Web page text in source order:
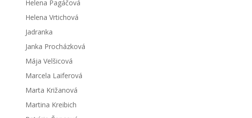
Helena Pagáčová
Helena Vrtichová
Jadranka
Janka Procházková
Mája Velšicová
Marcela Laiferová
Marta Križanová
Martina Kreibich